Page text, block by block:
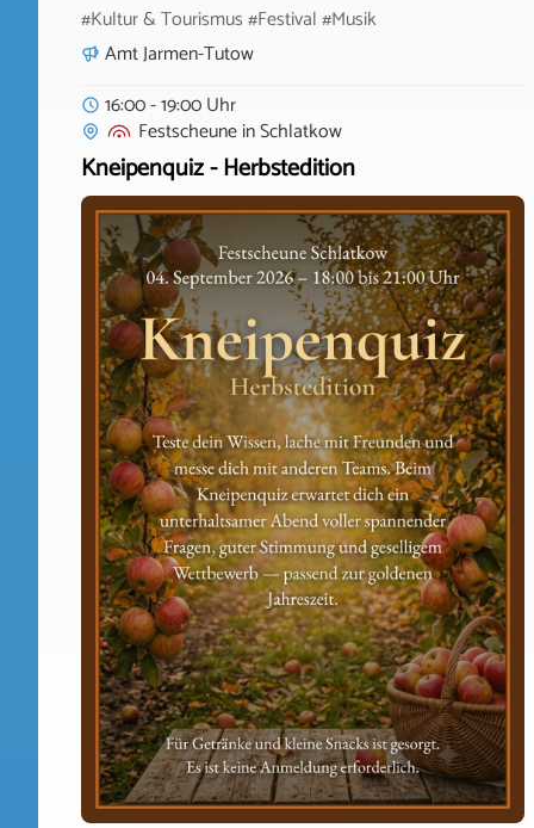
#Kultur & Tourismus #Festival #Musik
Amt Jarmen-Tutow
16:00 - 19:00 Uhr
FestscheuneinSchlatkow
Kneipenquiz - Herbstedition